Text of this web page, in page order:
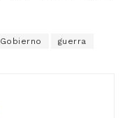
Gobierno guerra